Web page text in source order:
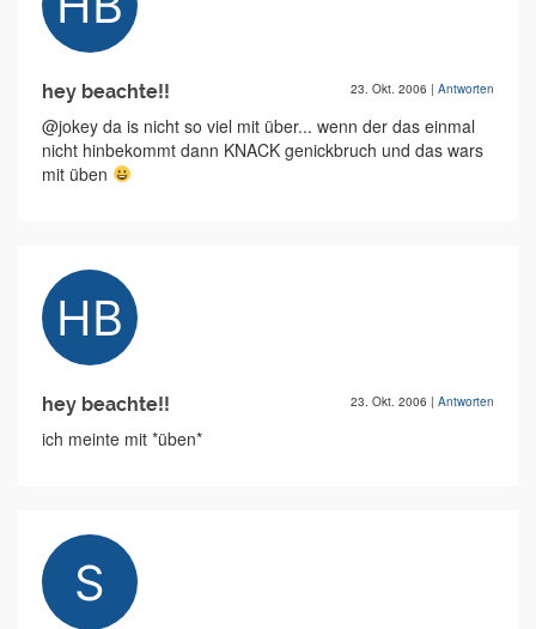
hey beachte!! 23. Okt. 2006 | Antworten
@jokey da is nicht so viel mit über... wenn der das einmal
nicht hinbekommt dann KNACK genickbruch und das wars
mit üben
hey beachte!! 23. Okt. 2006 | Antworten
ich meinte mit *üben*